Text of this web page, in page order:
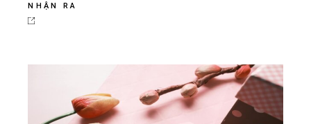
NHẬN RA